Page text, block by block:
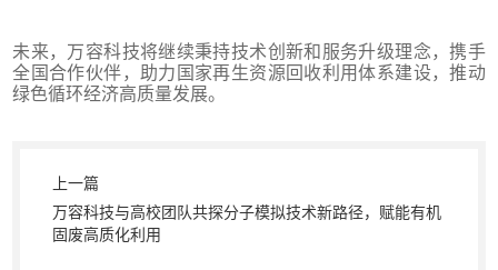
未来，万容科技将继续秉持技术创新和服务升级理念，携手
全国合作伙伴，助力国家再生资源回收利用体系建设，推动
绿色循环经济高质量发展。
上一篇
万容科技与高校团队共探分子模拟技术新路径，赋能有机
固废高质化利用